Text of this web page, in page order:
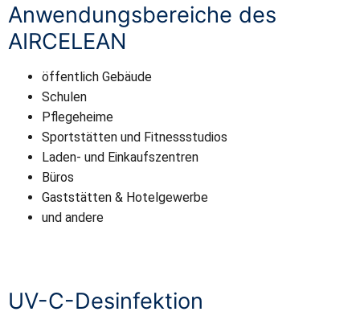
Anwendungsbereiche des
AIRCELEAN
öffentlich Gebäude
Schulen
Pflegeheime
Sportstätten und Fitnessstudios
Laden- und Einkaufszentren
Büros
Gaststätten & Hotelgewerbe
und andere
UV-C-Desinfektion